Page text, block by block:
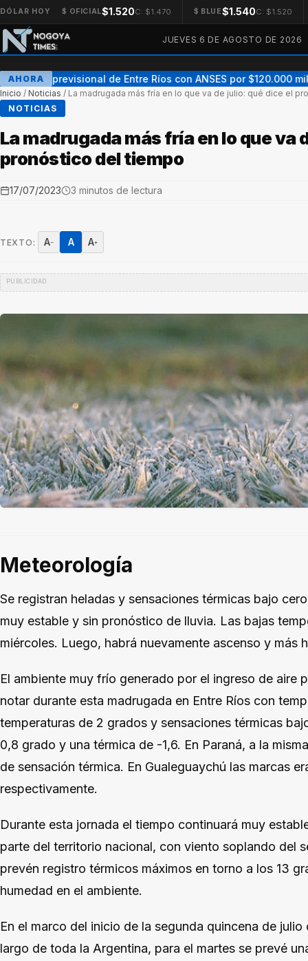
DÓLAR HOY $ OFICIAL$1.520C: $1.470 $ BLUE$1.540C: $1.520
JUEVES 6 DE AGOSTO DE 2026
AHORA
Acuerdo previsional de Entre Ríos con ANSES por $120.000
Inicio / Noticias / La madrugada más fría en lo que va de julio: qué dice el
NOTICIAS
La madrugada más fría en lo que va
pronóstico del tiempo
17/07/2023 3 minutos de lectura
TEXTO: A− A A+
Meteorología
Se registran heladas y sensaciones térmicas bajo
muy estable y sin pronóstico de lluvia. Las bajas
miércoles. Luego, habrá nuevamente ascenso y más
El ambiente muy frío generado por el ingreso de aire
notar durante esta madrugada en Entre Ríos con
temperaturas de 2 grados y sensaciones térmicas
0,8 grado y una térmica de -1,6. En Paraná, a la
de sensación térmica. En Gualeguaychú las marcas
respectivamente.
Durante esta jornada el tiempo continuará muy
parte del territorio nacional, con viento soplando del
prevén registro térmicos máximos en torno a los 13
humedad en el ambiente.
En el marco del inicio de la segunda quincena de
largo de toda la Argentina, para el martes se prevé